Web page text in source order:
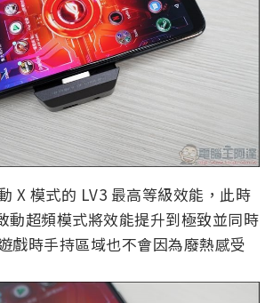
X 模式的 LV3 最高等級效能，此時
動超頻模式將效能提升到極致並同時
戲時手持區域也不會因為廢熱感受